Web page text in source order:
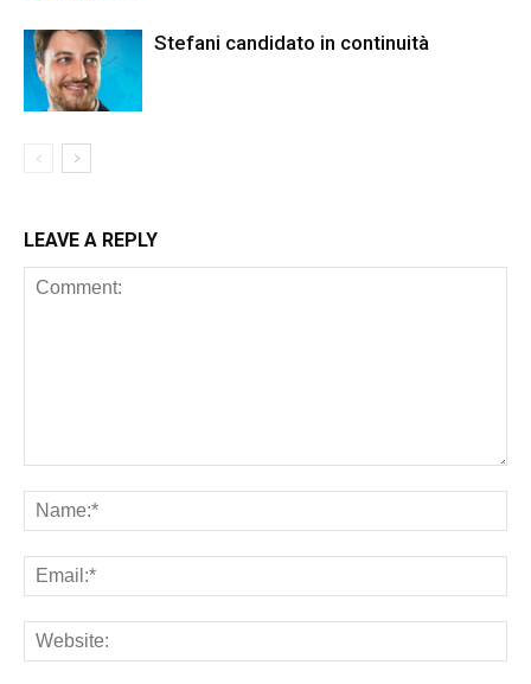
Stefani candidato in continuità
LEAVE A REPLY